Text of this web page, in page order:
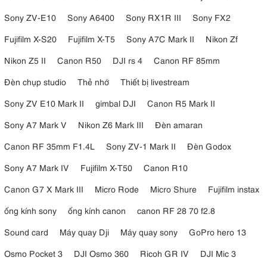
Fireworks
Cop Car
Fire Engine
Music
Light Burst
Các hiệu ứng này giúp mô phỏng nhiều tình huống ánh sáng thực tế,
6. Music Mode – Đồng bộ ánh sáng theo âm
Godox M1 còn sở hữu chế độ Music Mode độc đáo. Trong chế độ
này, đèn sẽ thay đổi màu sắc và cường độ ánh sáng theo nhịp điệu
âm thanh xung quanh.
Tính năng này đặc biệt hữu ích khi quay video TikTok, livestream, sản
xuất MV hoặc tổ chức các sự kiện giải trí cần hiệu ứng ánh sáng sinh
động.
Sony ZV-E10
Sony A6400 Sony RX1R III
Sony FX2
Fujifilm X-S20
Fujifilm X-T5 Sony A7C Mark II
Nikon Zf
Nikon Z5 II
Canon R50 DJI rs 4
Canon RF 85mm
Đèn chụp studio
Thẻ nhớ
Thiết bị livestream
Sony ZV E10 Mark II
gimbal DJI
Canon R5 Mark II
Sony A7 Mark V
Nikon Z6 Mark III
Đèn amaran
Canon RF 35mm F1.4L
Sony ZV-1 Mark II
Đèn Godox
Sony A7 Mark IV
Fujifilm X-T50
Canon R10
Canon G7 X Mark III
Micro Rode Micro Shure
Fujifilm instax
ống kính sony
ống kính canon
canon RF 28 70 f2.8
Sound card
Máy quay Dji Máy quay sony
GoPro hero 13
Osmo Pocket 3
DJI Osmo 360 Ricoh GR IV
DJI Mic 3